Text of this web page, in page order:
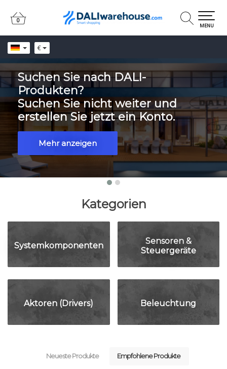
€
0
0
MENU
Suchen Sie nach DALI-
Produkten?
Suchen Sie nicht weiter und
erstellen Sie jetzt ein Konto.
Mehr anzeigen
Kategorien
Systemkomponenten
Sensoren &
Steuergeräte
Aktoren (Drivers) Beleuchtung
Neueste Produkte Empfohlene Produkte